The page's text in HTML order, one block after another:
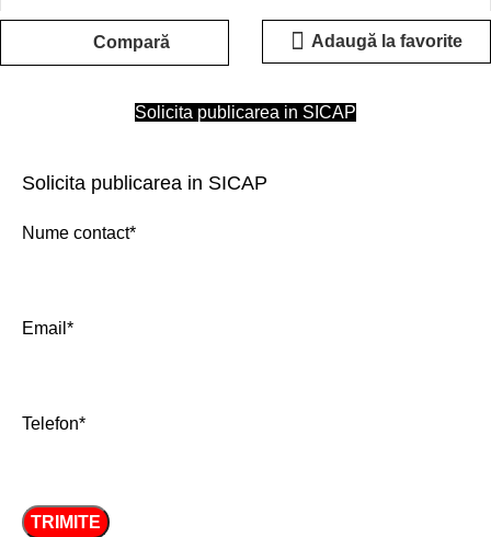
Compară Adaugă la favorite
Solicita publicarea in SICAP
Solicita publicarea in SICAP
Nume contact*
Email*
Telefon*